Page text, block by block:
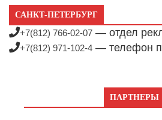
САНКТ-ПЕТЕРБУРГ
+7(812) 766-02-07 — отдел
+7(812) 971-102-4 — телефон
ПАРТНЕРЫ